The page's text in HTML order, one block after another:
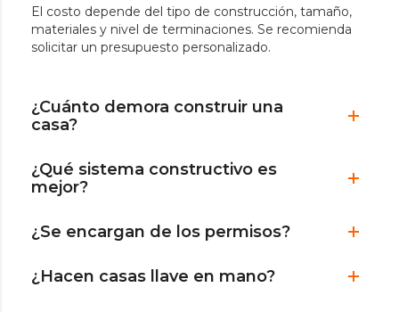
El costo depende del tipo de construcción, tamaño,
materiales y nivel de terminaciones. Se recomienda
solicitar un presupuesto personalizado.
¿Cuánto demora construir una
casa?
¿Qué sistema constructivo es
mejor?
¿Se encargan de los permisos?
¿Hacen casas llave en mano?